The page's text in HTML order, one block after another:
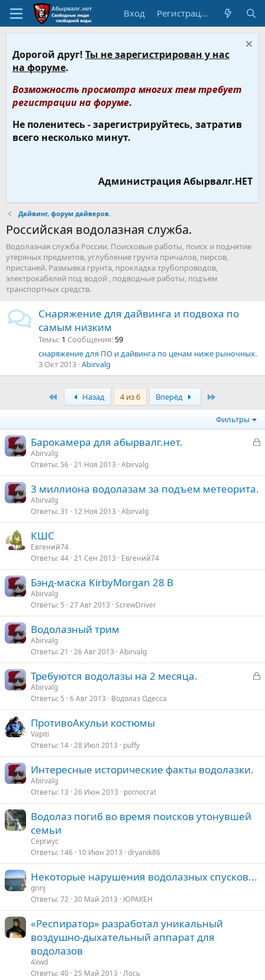
Вход Регистрация
Дорогой друг! Ты не зарегистрирован у нас
на форуме.
Возможность просмотра многих тем требует
регистрации на форуме.
Не поленитесь - зарегистрируйтесь, затратив
всего несколько минут.
Администрация Абырвалг.НЕТ
Дайвинг, форум дайверов.
Российская водолазная служба.
Водолазная служба России. Поисковые работы, поиск и поднятие
утеряных предметов, углубление грунта причалов, пирсов,
пристаней. Размывка грунта, прокладка трубопроводов,
электрокабелей под водой , подводные работы, подъем
транспортных средств.
Снаряжение для дайвинга и подвоха по
самым низким
Темы 1 Сообщения 59
снаряжение для ПО и дайвинга по ценам ниже рыночных.
3 Окт 2013 Abirvalg
Назад 4 из 6 Вперёд
Фильтры
З
р
Барокамера для абырвалг.нет.
Abirvalg
Ответы 56 21 Ноя 2013 Abirvalg
3 миллиона водолазам за подъем метеорита.
Abirvalg
Ответы 31 12 Ноя 2013 Abirvalg
КШС
Евгений74
Ответы 44 21 Сен 2013 Евгений74
Бэнд-маска KirbyMorgan 28 В
Abirvalg
Ответы 5 27 Авг 2013 ScrewDriver
Водолазный трим
Abirvalg
Ответы 21 26 Авг 2013 Abirvalg
З
р
Требуются водолазы на 2 месяца.
Abirvalg
Ответы 5 6 Авг 2013 Водолаз Одесса
ПротивоАкульи костюмы
Vapiti
Ответы 14 28 Июл 2013 puffy
Интересные исторические факты водолазки.
Abirvalg
Ответы 13 26 Июн 2013 pornocrat
Водолаз погиб во время поисков утонувшей
семьи
Сергиус
Ответы 146 10 Июн 2013 dryanik86
Некоторые нарушения водолазных спусков...
grinj
Ответы 72 30 Май 2013 ЮРАКЕН
«Респиратор» разработал уникальный
воздушно-дыхательный аппарат для
водолазов
4xwd
Ответы 40 25 Май 2013 Лось